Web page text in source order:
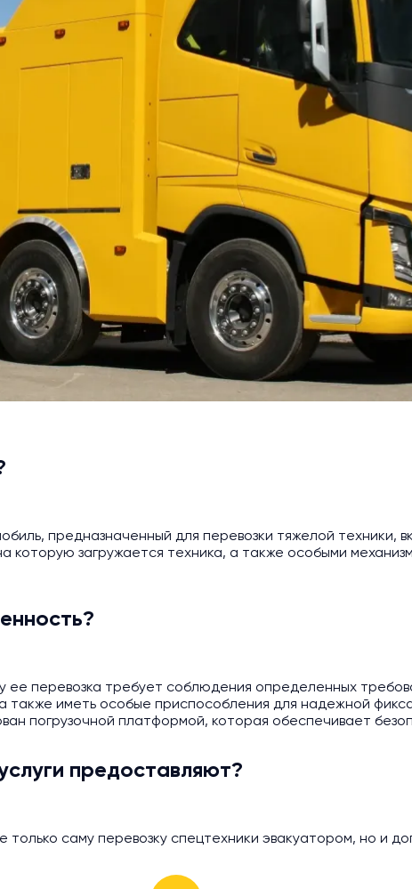
предназначенный для перевозки тяжелой
которую загружается техника, а также особыми
перевозка требует соблюдения определенных
иметь особые приспособления для надежной
погрузочной платформой, которая обеспечивает
предоставляют?
саму перевозку спецтехники эвакуатором, но и